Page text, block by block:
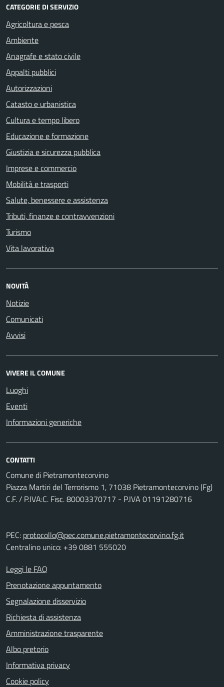
CATEGORIE DI SERVIZIO
Agricoltura e pesca
Ambiente
Anagrafe e stato civile
Appalti pubblici
Autorizzazioni
Catasto e urbanistica
Cultura e tempo libero
Educazione e formazione
Giustizia e sicurezza pubblica
Imprese e commercio
Mobilità e trasporti
Salute, benessere e assistenza
Tributi, finanze e contravvenzioni
Turismo
Vita lavorativa
NOVITÀ
Notizie
Comunicati
Avvisi
VIVERE IL COMUNE
Luoghi
Eventi
Informazioni generiche
CONTATTI
Comune di Pietramontecorvino
Piazza Martiri del Terrorismo 1, 71038 Pietramontecorvino (Fg)
C.F. / P.IVA:C. Fisc. 80003370717 - P.IVA 01191280716
PEC: protocollo@pec.comune.pietramontecorvino.fg.it
Centralino unico: +39 0881 555020
Leggi le FAQ
Prenotazione appuntamento
Segnalazione disservizio
Richiesta di assistenza
Amministrazione trasparente
Albo pretorio
Informativa privacy
Cookie policy